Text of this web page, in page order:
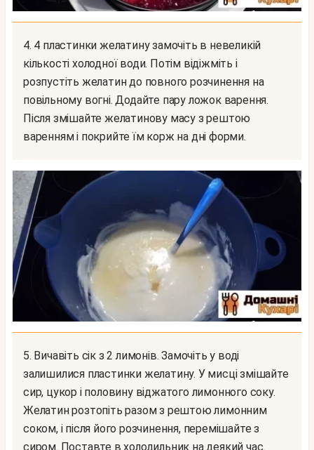
4. 4 пластинки желатину замочіть в невеликій
кількості холодної води. Потім відіжміть і
розпустіть желатин до повного розчинення на
повільному вогні. Додайте пару ложок варення.
Після змішайте желатинову масу з рештою
варенням і покрийте їм корж на дні форми.
5. Вичавіть сік з 2 лимонів. Замочіть у воді
залишилися пластинки желатину. У мисці змішайте
сир, цукор і половину віджатого лимонного соку.
Желатин розтопіть разом з рештою лимонним
соком, і після його розчинення, перемішайте з
сиром. Поставте в холодильник на деякий час.